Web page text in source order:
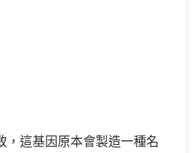
，這基因原本會製造一種名